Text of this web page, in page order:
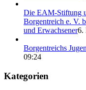
Die EAM-Stiftung
Borgentreich e. V.
und Erwachsener6.
Borgentreichs
09:24
Kategorien